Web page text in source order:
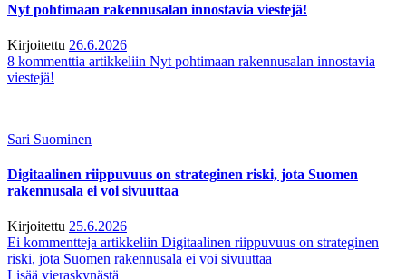
Nyt pohtimaan rakennusalan innostavia viestejä!
Kirjoitettu 26.6.2026
8 kommenttia artikkeliin Nyt pohtimaan rakennusalan innostavia
viestejä!
Sari Suominen
Digitaalinen riippuvuus on strateginen riski, jota Suomen
rakennusala ei voi sivuuttaa
Kirjoitettu 25.6.2026
Ei kommentteja artikkeliin Digitaalinen riippuvuus on strateginen
riski, jota Suomen rakennusala ei voi sivuuttaa
Lisää vieraskynästä